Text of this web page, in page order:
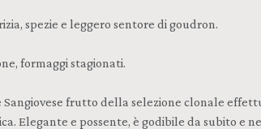
spezie e leggero sentore di goudron.
formaggi stagionati.
frutto della selezione clonale
Elegante e possente, è godibile da subito e